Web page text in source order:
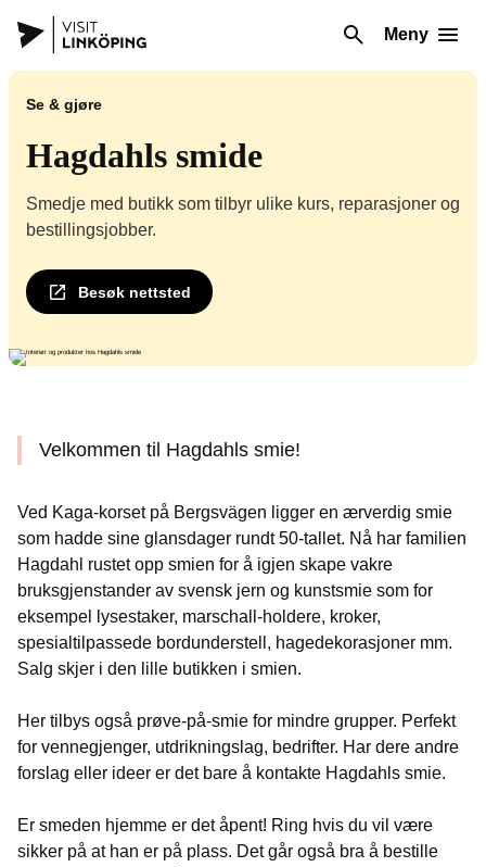
Meny
Se & gjøre
Hagdahls smide
Smedje med butikk som tilbyr ulike kurs, reparasjoner og
bestillingsjobber.
Besøk nettsted
Velkommen til Hagdahls smie!
Ved Kaga-korset på Bergsvägen ligger en ærverdig smie
som hadde sine glansdager rundt 50-tallet. Nå har familien
Hagdahl rustet opp smien for å igjen skape vakre
bruksgjenstander av svensk jern og kunstsmie som for
eksempel lysestaker, marschall-holdere, kroker,
spesialtilpassede bordunderstell, hagedekorasjoner mm.
Salg skjer i den lille butikken i smien.
Her tilbys også prøve-på-smie for mindre grupper. Perfekt
for vennegjenger, utdrikningslag, bedrifter. Har dere andre
forslag eller ideer er det bare å kontakte Hagdahls smie.
Er smeden hjemme er det åpent! Ring hvis du vil være
sikker på at han er på plass. Det går også bra å bestille